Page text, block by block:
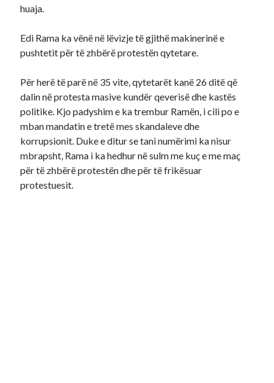
huaja.
Edi Rama ka vënë në lëvizje të gjithë makinerinë e
pushtetit për të zhbërë protestën qytetare.
Për herë të parë në 35 vite, qytetarët kanë 26 ditë që
dalin në protesta masive kundër qeverisë dhe kastës
politike. Kjo padyshim e ka trembur Ramën, i cili po e
mban mandatin e tretë mes skandaleve dhe
korrupsionit. Duke e ditur se tani numërimi ka nisur
mbrapsht, Rama i ka hedhur në sulm me kuç e me maç
për të zhbërë protestën dhe për të frikësuar
protestuesit.